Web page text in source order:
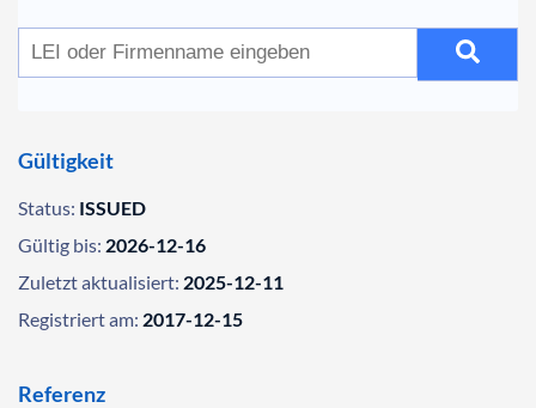
Gültigkeit
Status: ISSUED
Gültig bis: 2026-12-16
Zuletzt aktualisiert: 2025-12-11
Registriert am: 2017-12-15
Referenz